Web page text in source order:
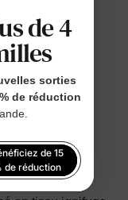
motif
de 4
sorties
de réduction
de 15
de réduction